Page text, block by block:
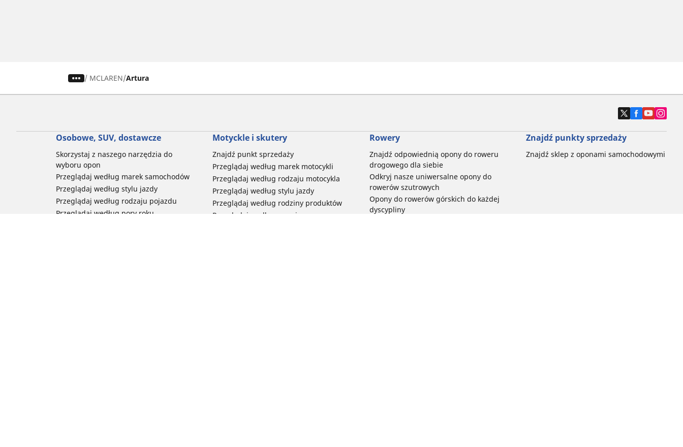
/ MCLAREN Artura
Osobowe, SUV, dostawcze
Skorzystaj z naszego narzędzia do
wyboru opon
Przeglądaj według marek samochodów
Przeglądaj według stylu jazdy
Przeglądaj według rodzaju pojazdu
Przeglądaj według pory roku
Motyckle i skutery
Znajdź punkt sprzedaży
Przeglądaj według marek motocykli
Przeglądaj według rodzaju motocykla
Przeglądaj według stylu jazdy
Przeglądaj według rodziny produktów
Przeglądaj według rozmiaru opon
Rowery
Znajdź odpowiednią opony do roweru
drogowego dla siebie
Odkryj nasze uniwersalne opony do
rowerów szutrowych
Opony do rowerów górskich do każdej
dyscypliny
Znajdź punkty sprzedaży
Znajdź sklep z oponami samochodowymi